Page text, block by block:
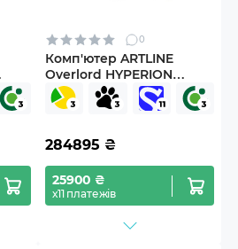
0
Комп'ютер ARTLINE
Overlord HYPERION
Windows 11 Pro
(Hyperionv65Win)
284895 ₴
25900 ₴
х11 платежів